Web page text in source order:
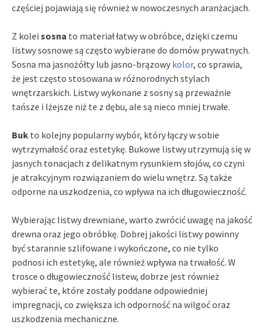
częściej pojawiają się również w nowoczesnych aranżacjach.
Z kolei sosna to materiał łatwy w obróbce, dzięki czemu
listwy sosnowe są często wybierane do domów prywatnych.
Sosna ma jasnożółty lub jasno-brązowy kolor, co sprawia,
że jest często stosowana w różnorodnych stylach
wnętrzarskich. Listwy wykonane z sosny są przeważnie
tańsze i lżejsze niż te z dębu, ale są nieco mniej trwałe.
Buk to kolejny popularny wybór, który łączy w sobie
wytrzymałość oraz estetykę. Bukowe listwy utrzymują się w
jasnych tonacjach z delikatnym rysunkiem słojów, co czyni
je atrakcyjnym rozwiązaniem do wielu wnętrz. Są także
odporne na uszkodzenia, co wpływa na ich długowieczność.
Wybierając listwy drewniane, warto zwrócić uwagę na jakość
drewna oraz jego obróbkę. Dobrej jakości listwy powinny
być starannie szlifowane i wykończone, co nie tylko
podnosi ich estetykę, ale również wpływa na trwałość. W
trosce o długowieczność listew, dobrze jest również
wybierać te, które zostały poddane odpowiedniej
impregnacji, co zwiększa ich odporność na wilgoć oraz
uszkodzenia mechaniczne.